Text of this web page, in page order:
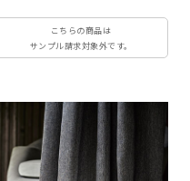
こちらの商品は
サンプル請求対象外です。